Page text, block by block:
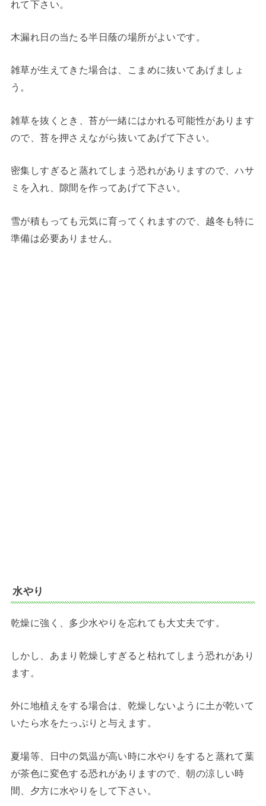
れて下さい。
木漏れ日の当たる半日蔭の場所がよいです。
雑草が生えてきた場合は、こまめに抜いてあげましょ
う。
雑草を抜くとき、苔が一緒にはかれる可能性があります
ので、苔を押さえながら抜いてあげて下さい。
密集しすぎると蒸れてしまう恐れがありますので、ハサ
ミを入れ、隙間を作ってあげて下さい。
雪が積もっても元気に育ってくれますので、越冬も特に
準備は必要ありません。
水やり
乾燥に強く、多少水やりを忘れても大丈夫です。
しかし、あまり乾燥しすぎると枯れてしまう恐れがあり
ます。
外に地植えをする場合は、乾燥しないように土が乾いて
いたら水をたっぷりと与えます。
夏場等、日中の気温が高い時に水やりをすると蒸れて葉
が茶色に変色する恐れがありますので、朝の涼しい時
間、夕方に水やりをして下さい。